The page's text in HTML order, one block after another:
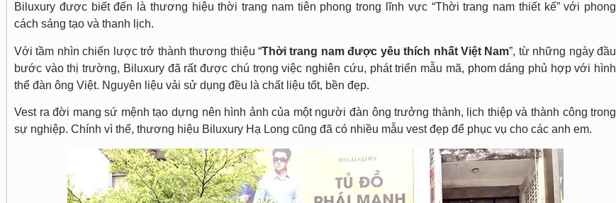
Biluxury được biết đến là thương hiệu thời trang nam tiên phong trong lĩnh vực “Thời trang nam thiết kế” với phong
cách sáng tạo và thanh lịch.
Với tầm nhìn chiến lược trở thành thương thiệu “Thời trang nam được yêu thích nhất Việt Nam”, từ những ngày đầu
bước vào thị trường, Biluxury đã rất được chú trọng việc nghiên cứu, phát triển mẫu mã, phom dáng phủ hợp với hình
thể đàn ông Việt. Nguyên liệu vải sử dụng đều là chất liệu tốt, bền đẹp.
Vest ra đời mang sứ mệnh tạo dựng nên hình ảnh của một người đàn ông trưởng thành, lịch thiệp và thành công trong
sự nghiệp. Chính vì thế, thương hiệu Biluxury Hạ Long cũng đã có nhiều mẫu vest đẹp để phục vụ cho các anh em.